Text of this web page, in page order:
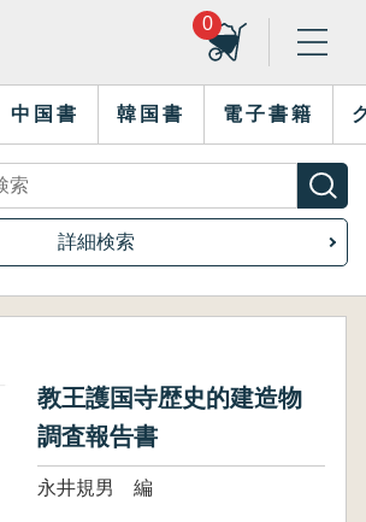
0
中国書 韓国書 電子書籍
詳細検索
教王護国寺歴史的建造物
調査報告書
永井規男 編